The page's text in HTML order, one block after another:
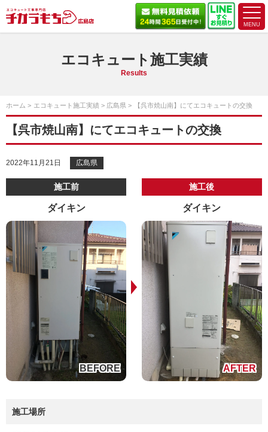
エコキュート施工実績
Results
ホーム エコキュート施工実績 広島県 【呉市焼山南】にてエコキュートの交換
【呉市焼山南】にてエコキュートの交換
2022年11月21日 広島県
施工前
ダイキン
施工後
ダイキン
施工場所